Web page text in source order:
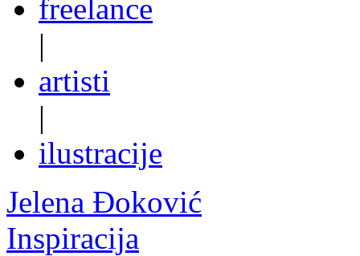
freelance
|
artisti
|
ilustracije
Jelena Đoković
Inspiracija